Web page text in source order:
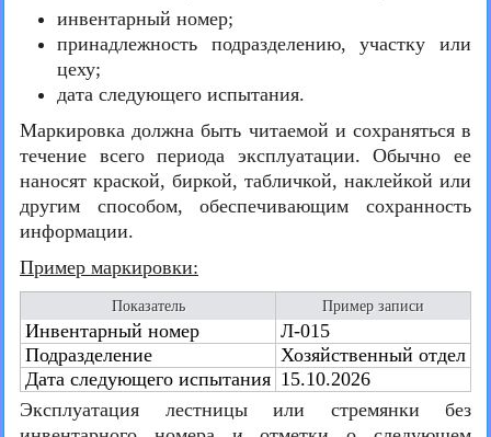
инвентарный номер;
принадлежность подразделению, участку или
цеху;
дата следующего испытания.
Маркировка должна быть читаемой и сохраняться в
течение всего периода эксплуатации. Обычно ее
наносят краской, биркой, табличкой, наклейкой или
другим способом, обеспечивающим сохранность
информации.
Пример маркировки:
Показатель Пример записи
Инвентарный номер
Л-015
Подразделение
Хозяйственный отдел
Дата следующего испытания 15.10.2026
Эксплуатация лестницы или стремянки без